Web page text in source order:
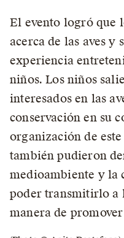
El evento logró que
acerca de las aves y
experiencia
niños. Los niños
interesados en las
conservación en su
organización de
también pudieron
medioambiente y la
poder transmitirlo a
manera de